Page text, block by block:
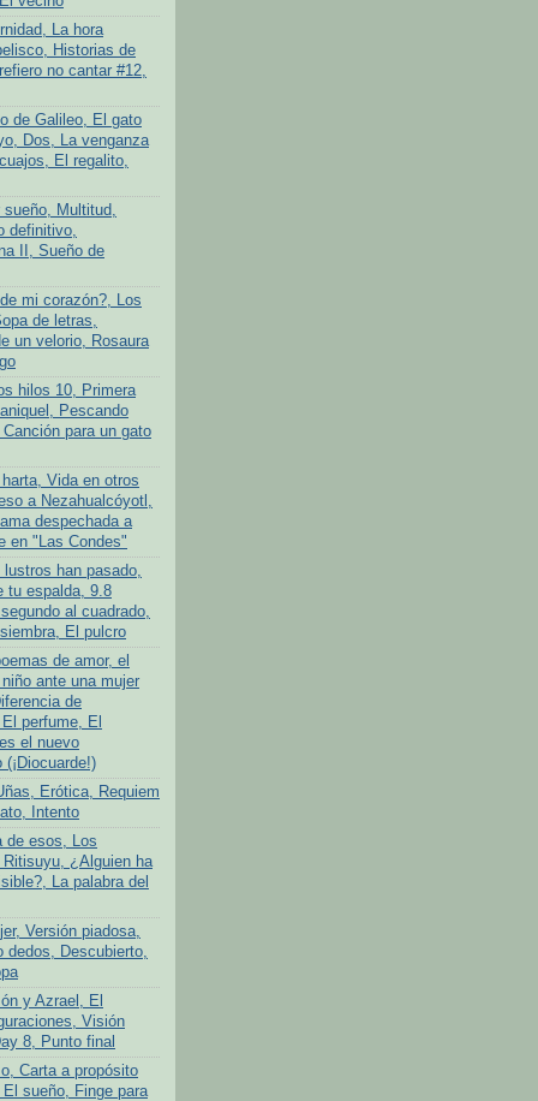
La hora
Historias de
no cantar #12,
de Galileo, El gato
Dos, La venganza
El regalito,
sueño, Multitud,
definitivo,
II, Sueño de
mi corazón?, Los
de letras,
un velorio, Rosaura
hilos 10, Primera
Pescando
para un gato
Vida en otros
a Nezahualcóyotl,
despechada a
en "Las Condes"
lustros han pasado,
tu espalda, 9.8
al cuadrado,
El pulcro
de amor, el
ante una mujer
de
perfume, El
el nuevo
Erótica, Requiem
Intento
de esos, Los
¿Alguien ha
La palabra del
Versión piadosa,
dedos, Descubierto,
y Azrael, El
Visión
8, Punto final
Carta a propósito
sueño, Finge para